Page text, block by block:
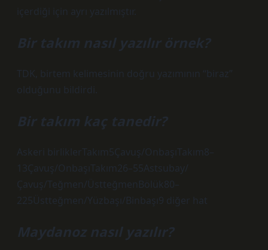
içerdiği için ayrı yazılmıştır.
Bir takım nasıl yazılır örnek?
TDK, birtem kelimesinin doğru yazımının “biraz”
olduğunu bildirdi.
Bir takım kaç tanedir?
Askeri birliklerTakım5Çavuş/OnbaşıTakım8–
13Çavuş/OnbaşıTakım26–55Astsubay/
Çavuş/Teğmen/ÜstteğmenBölük80–
225Üstteğmen/Yüzbaşı/Binbaşı9 diğer hat
Maydanoz nasıl yazılır?